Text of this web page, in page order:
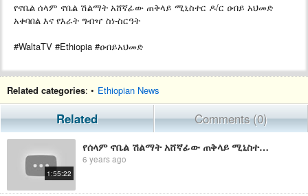
የኖቤል ሰላም ኖቤል ሽልማት አሸኛፊው ጠቅላይ ሚኒስተር ዶ/ር ዐብይ አህመድ
አቀባበል እና የእራት ግብዣ ስነ-ስርዓት
#WaltaTV #Ethiopia #ዐብይአህመድ
Related categories: • Ethiopian News
Related Comments (0)
1:55:22
የሰላም ኖቤል ሽልማት አሸኛፊው ጠቅላይ ሚኒስተር ዶ/ር ዐብይ አህመድ አቀባበል ስነ-ስርዓት
6 years ago